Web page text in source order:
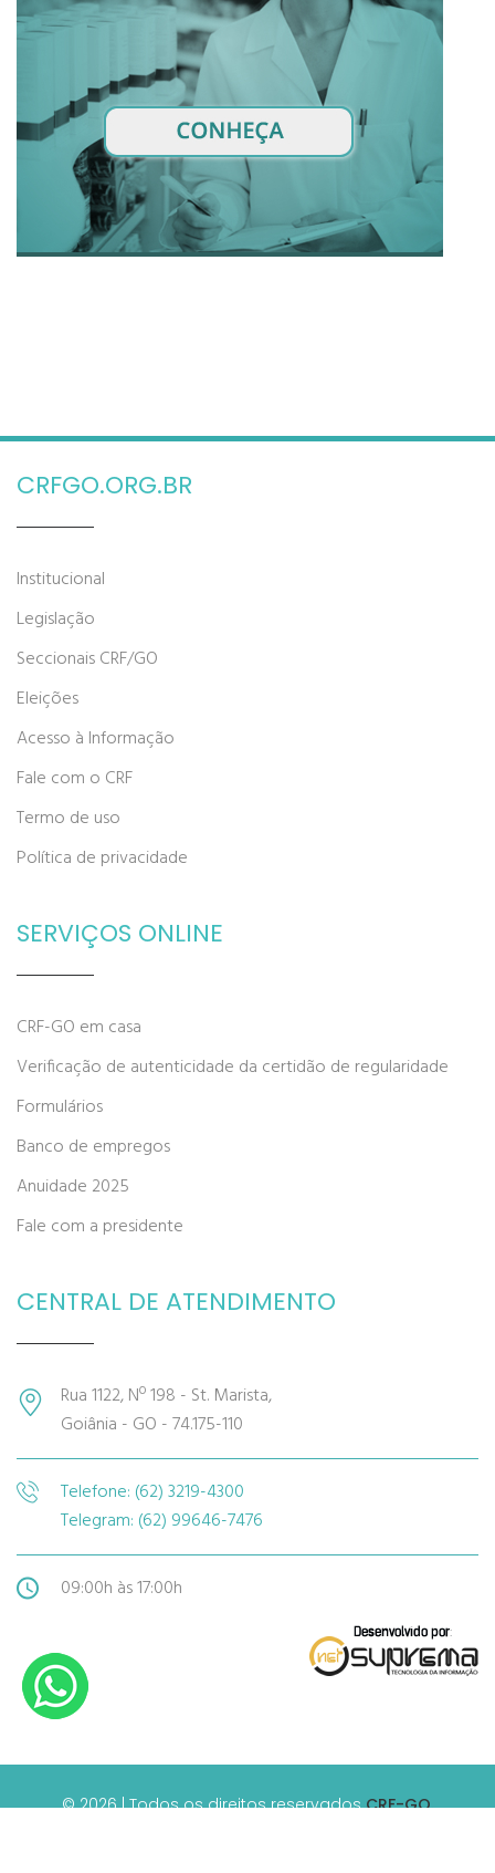
CRFGO.ORG.BR
Institucional
Legislação
Seccionais CRF/GO
Eleições
Acesso à Informação
Fale com o CRF
Termo de uso
Política de privacidade
SERVIÇOS ONLINE
CRF-GO em casa
Verificação de autenticidade da certidão de regularidade
Formulários
Banco de empregos
Anuidade 2025
Fale com a presidente
CENTRAL DE ATENDIMENTO
Rua 1122, Nº 198 - St. Marista,
Goiânia - GO - 74.175-110
Telefone: (62) 3219-4300
Telegram: (62) 99646-7476
09:00h às 17:00h
© 2026 | Todos os direitos reservadosCRF-GO.